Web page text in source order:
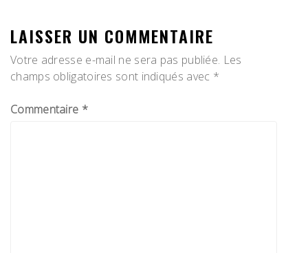
LAISSER UN COMMENTAIRE
Votre adresse e-mail ne sera pas publiée. Les
champs obligatoires sont indiqués avec *
Commentaire *